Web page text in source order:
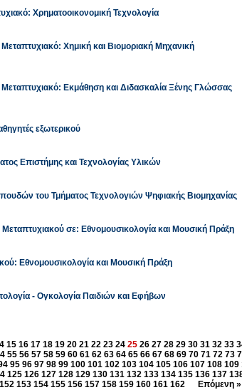
Χρηματοοικονομική Τεχνολογία
Χημική και Βιομοριακή Μηχανική
Μεταπτυχιακό: Εκμάθηση και Διδασκαλία Ξένης Γλώσσας
εξωτερικού
Επιστήμης και Τεχνολογίας Υλικών
του Τμήματος Τεχνολογιών Ψηφιακής Βιομηχανίας
σε: Εθνομουσικολογία και Μουσική Πράξη
Εθνομουσικολογία και Μουσική Πράξη
- Ογκολογία Παιδιών και Εφήβων
15 16 17 18 19 20 21 22 23 24 25 26 27 28 29 30 31 32 33
55 56 57 58 59 60 61 62 63 64 65 66 67 68 69 70 71 72 73
95 96 97 98 99 100 101 102 103 104 105 106 107 108 109
125 126 127 128 129 130 131 132 133 134 135 136 137
152 153 154 155 156 157 158 159 160 161 162 Επόμενη »